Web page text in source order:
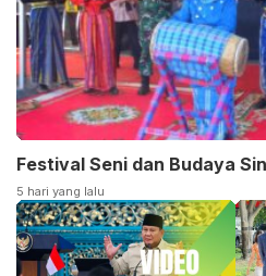
Festival Seni dan Budaya
5 hari yang lalu